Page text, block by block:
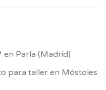
en Parla (Madrid)
para taller en Móstoles